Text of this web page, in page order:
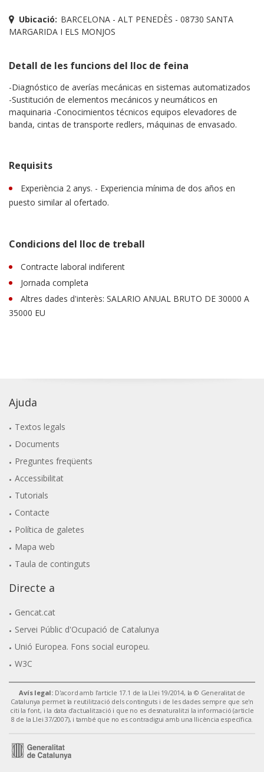
Ubicació: BARCELONA - ALT PENEDÈS - 08730 SANTA
MARGARIDA I ELS MONJOS
Detall de les funcions del lloc de feina
-Diagnóstico de averías mecánicas en sistemas automatizados
-Sustitución de elementos mecánicos y neumáticos en
maquinaria -Conocimientos técnicos equipos elevadores de
banda, cintas de transporte redlers, máquinas de envasado.
Requisits
Experiència 2 anys. - Experiencia mínima de dos años en
puesto similar al ofertado.
Condicions del lloc de treball
Contracte laboral indiferent
Jornada completa
Altres dades d'interès: SALARIO ANUAL BRUTO DE 30000 A
35000 EU
Ajuda
Textos legals
Documents
Preguntes freqüents
Accessibilitat
Tutorials
Contacte
Política de galetes
Mapa web
Taula de continguts
Directe a
Gencat.cat
Servei Públic d'Ocupació de Catalunya
Unió Europea. Fons social europeu.
W3C
Avís legal: D'acord amb l'article 17.1 de la Llei 19/2014, la © Generalitat de
Catalunya permet la reutilització dels continguts i de les dades sempre que se'n
citi la font, i la data d'actualització i que no es desnaturalitzi la informació (article
8 de la Llei 37/2007), i també que no es contradigui amb una llicència específica.